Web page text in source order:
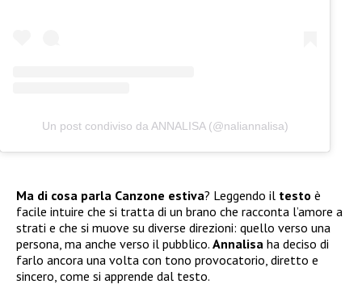
Un post condiviso da ANNALISA (@naliannalisa)
Ma di cosa parla Canzone estiva? Leggendo il testo è
facile intuire che si tratta di un brano che racconta l’amore a
strati e che si muove su diverse direzioni: quello verso una
persona, ma anche verso il pubblico. Annalisa ha deciso di
farlo ancora una volta con tono provocatorio, diretto e
sincero, come si apprende dal testo.